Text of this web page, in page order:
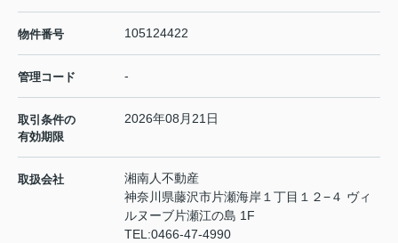
物件番号 105124422
管理コード -
取引条件の
有効期限
2026年08月21日
取扱会社
湘南人不動産
神奈川県藤沢市片瀬海岸１丁目１２−４ ヴィ
ルヌーブ片瀬江の島 1F
TEL:0466-47-4990